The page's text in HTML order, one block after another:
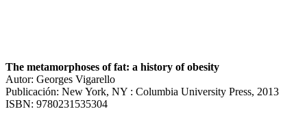
The metamorphoses of fat: a history of obesity
Autor: Georges Vigarello
Publicación: New York, NY : Columbia University Press, 2013
ISBN: 9780231535304